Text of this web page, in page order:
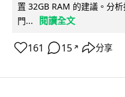
置 32GB RAM 的建議。分
門...
閱讀全文
161 15 ↗ 分享